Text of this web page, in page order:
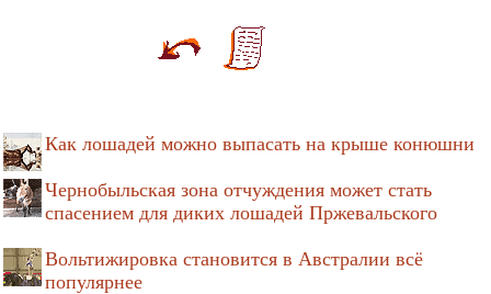
Как лошадей можно выпасать на крыше конюшни
Чернобыльская зона отчуждения может стать
спасением для диких лошадей Пржевальского
Вольтижировка становится в Австралии всё
популярнее